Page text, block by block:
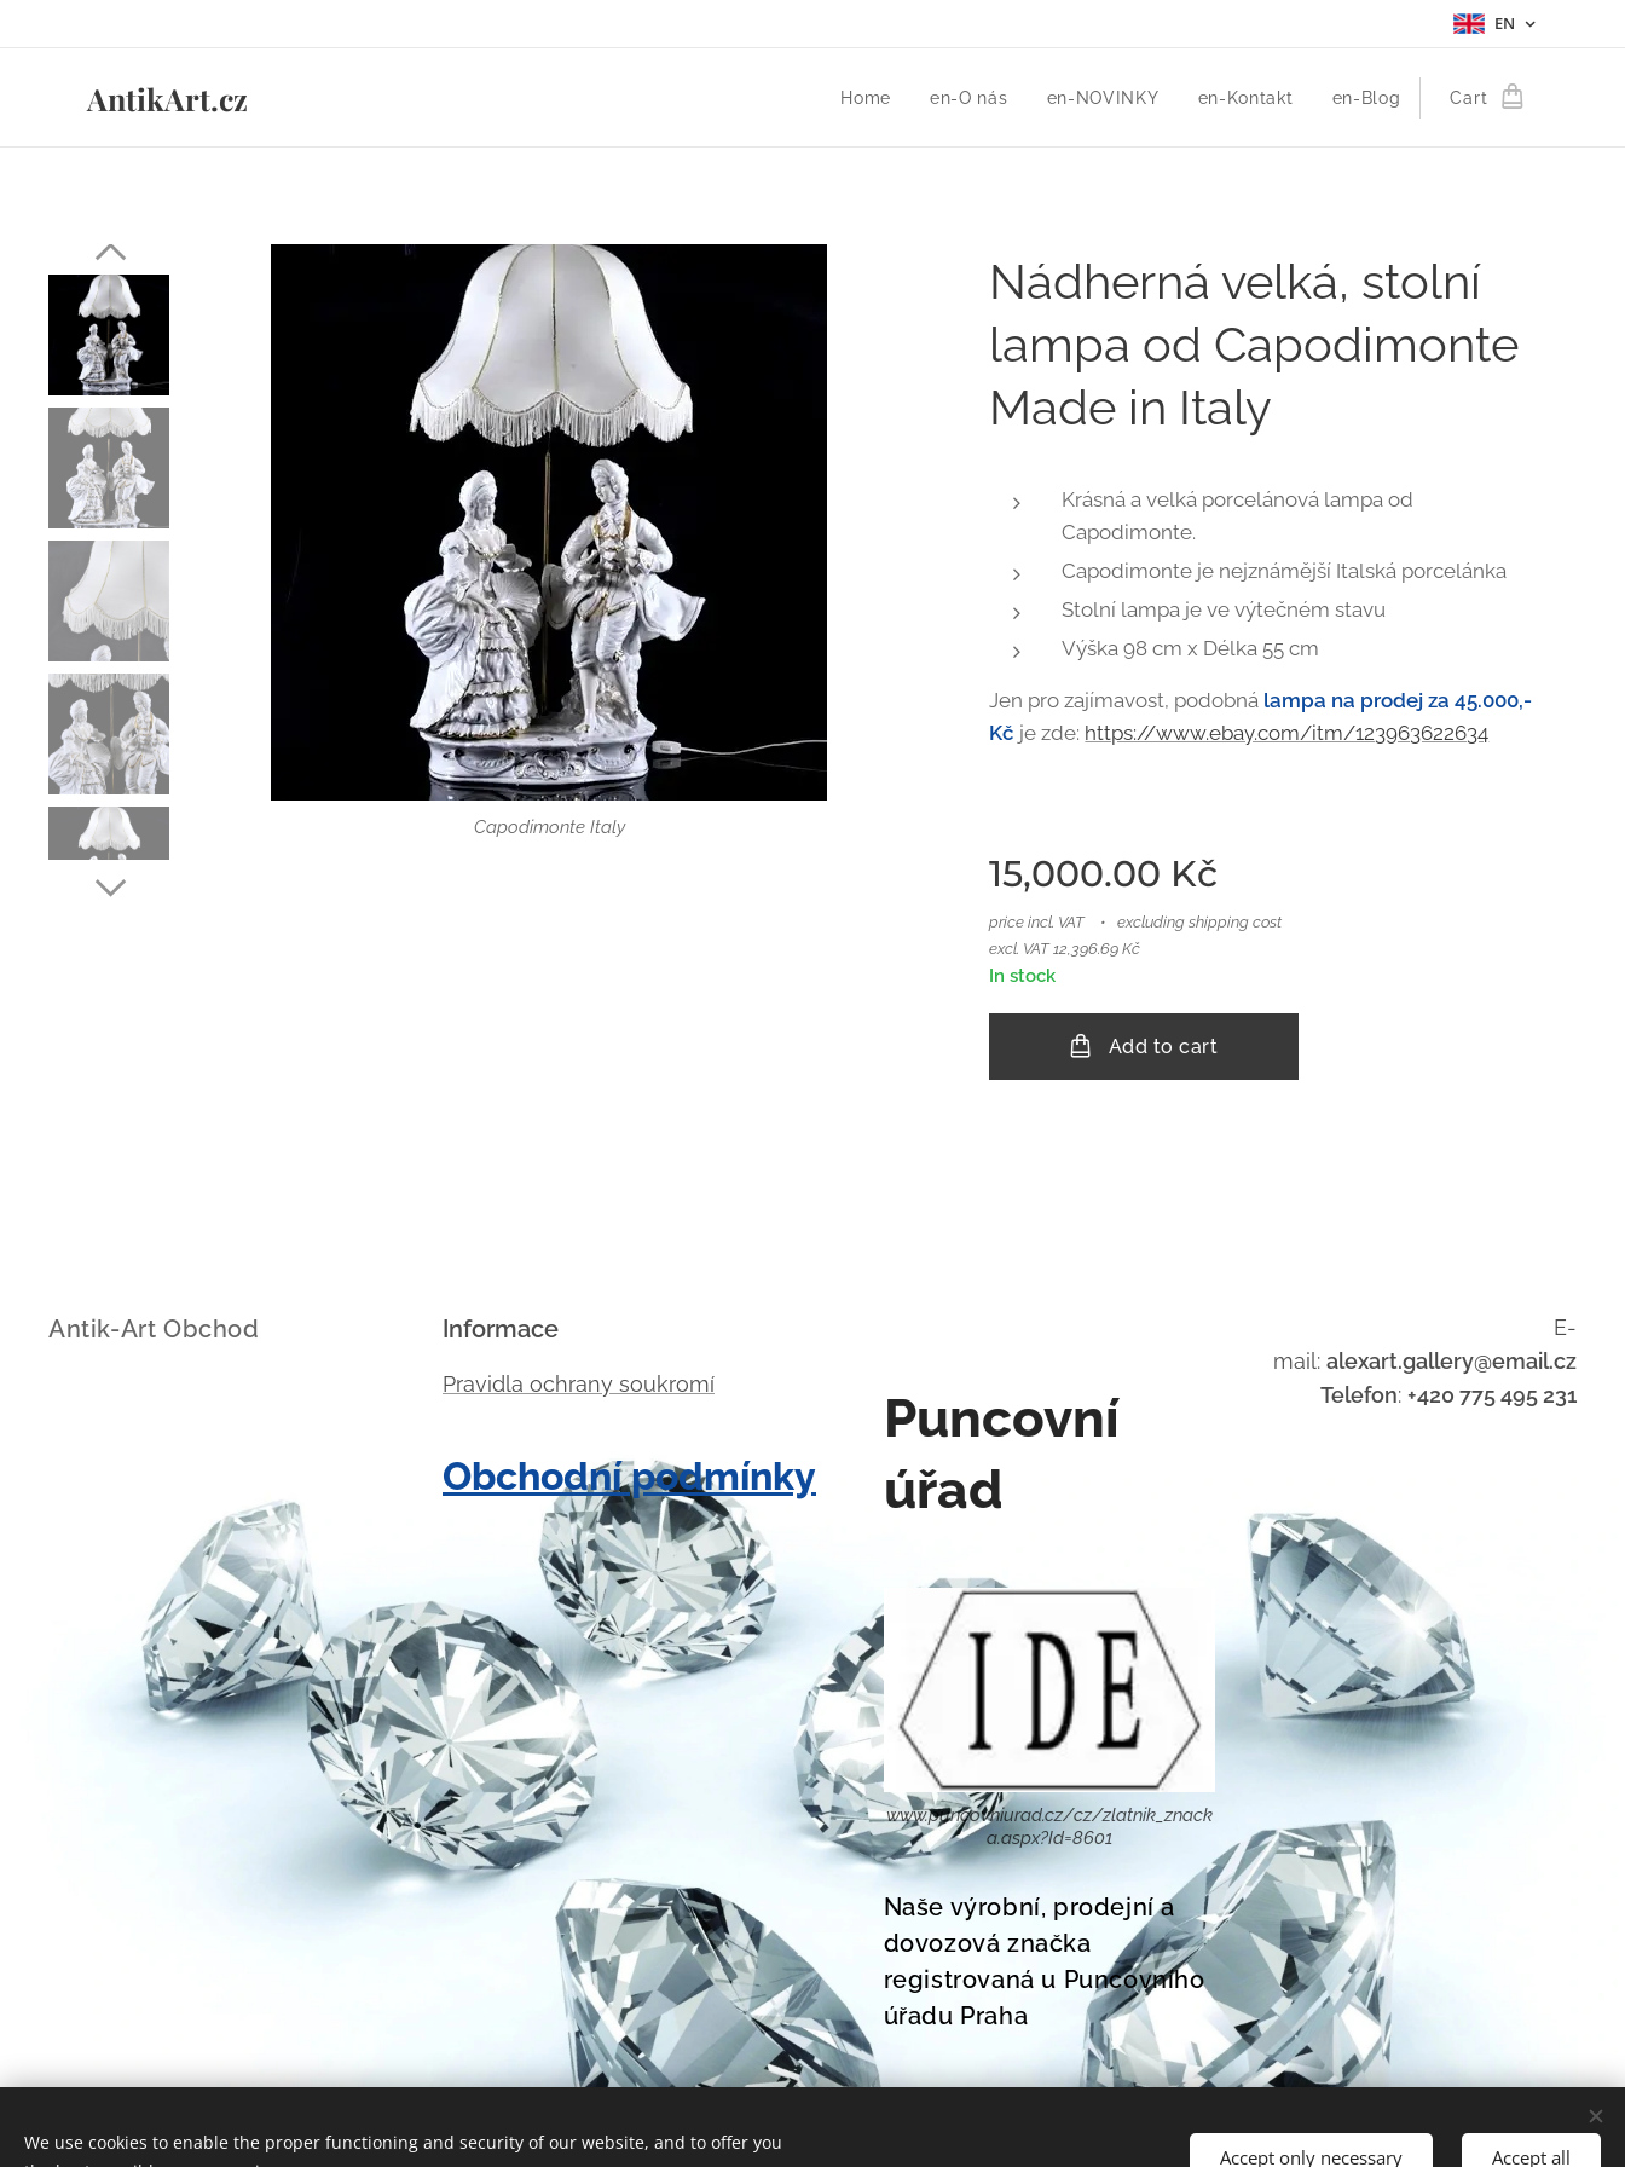
EN
AntikArt.cz Home en-O nás en-NOVINKY en-Kontakt en-Blog Cart
Nádherná velká, stolní
lampa od Capodimonte
Made in Italy
Capodimonte Italy
Porcelán Capodimonte
Porcelánové sousoší Capodimonte
Krásná a velká porcelánová lampa od
Capodimonte.
Capodimonte je nejznámější Italská porcelánka
Stolní lampa je ve výtečném stavu
Výška 98 cm x Délka 55 cm
Jen pro zajímavost, podobná lampa na prodej za 45.000,-
Kč je zde: https://www.ebay.com/itm/123963622634
15,000.00 Kč
price incl. VAT
excluding shipping cost
excl. VAT 12,396.69 Kč
In stock
Add to cart
Antik-Art Obchod Informace
Pravidla ochrany soukromí
Obchodní podmínky
Puncovní
úřad
www.puncovniurad.cz/cz/zlatnik_znack
a.aspx?Id=8601
Naše výrobní, prodejní a
dovozová značka
registrovaná u Puncovního
úřadu Praha
E-
mail: alexart.gallery@email.cz
Telefon: +420 775 495 231
We use cookies to enable the proper functioning and security of our website, and to offer you
Accept only necessary Accept all